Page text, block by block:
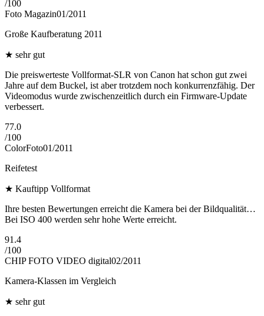
/100
Foto Magazin01/2011
Große Kaufberatung 2011
★ sehr gut
Die preiswerteste Vollformat-SLR von Canon hat schon gut zwei
Jahre auf dem Buckel, ist aber trotzdem noch konkurrenzfähig. Der
Videomodus wurde zwischenzeitlich durch ein Firmware-Update
verbessert.
77.0
/100
ColorFoto01/2011
Reifetest
★ Kauftipp Vollformat
Ihre besten Bewertungen erreicht die Kamera bei der Bildqualität…
Bei ISO 400 werden sehr hohe Werte erreicht.
91.4
/100
CHIP FOTO VIDEO digital02/2011
Kamera-Klassen im Vergleich
★ sehr gut